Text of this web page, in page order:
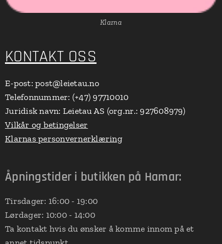
Klarna
KONTAKT OSS
E-post: post@leietau.no
Telefonnummer: (+47) 97710010
Juridisk navn: Leietau AS (org.nr.: 927608979)
Vilkår og betingelser
Klarnas personvernerklæring
Åpningstider i butikken på Hamar:
Tirsdager: 16:00 - 19:00
Lørdager: 10:00 - 14:00
Ta kontakt hvis du ønsker å komme innom på et